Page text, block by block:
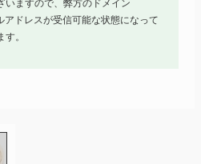
いますので、弊方のドメイン
アドレスが受信可能な状態になって
。